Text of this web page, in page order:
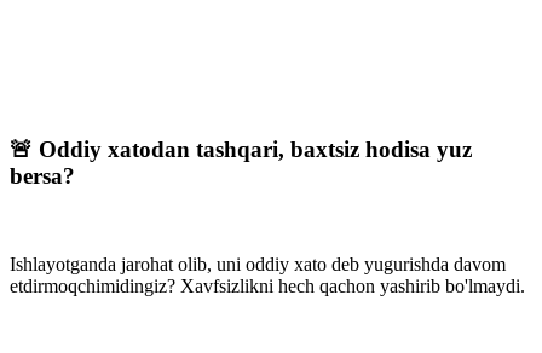
🚨 Oddiy xatodan tashqari, baxtsiz hodisa yuz
bersa?
Ishlayotganda jarohat olib, uni oddiy xato deb yugurishda davom
etdirmoqchimidingiz? Xavfsizlikni hech qachon yashirib bo'lmaydi.